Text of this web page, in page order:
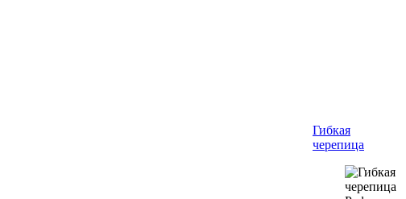
Гибкая
черепица